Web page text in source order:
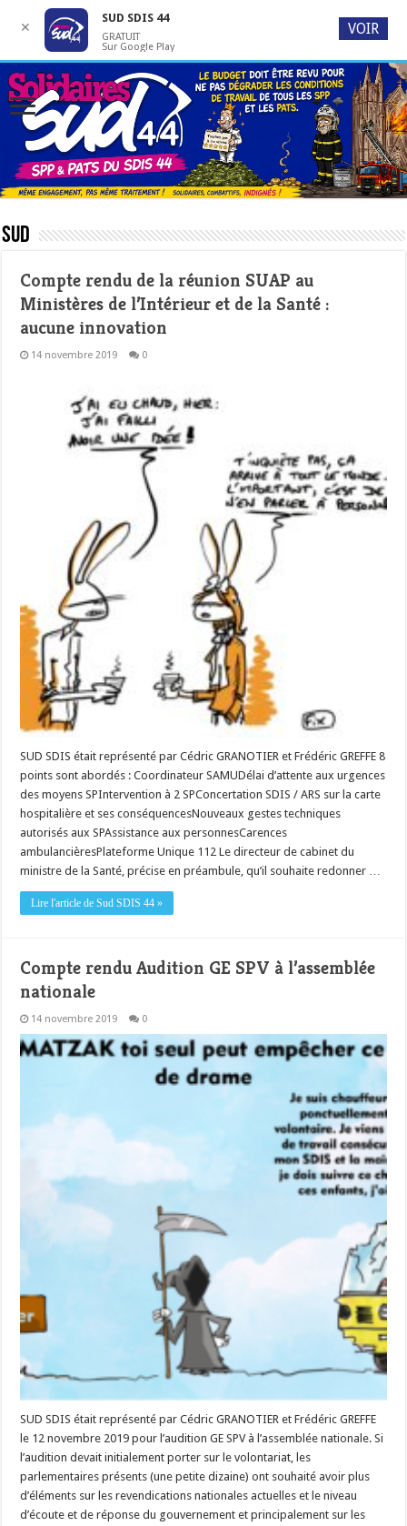
Sud
Compte rendu de la réunion SUAP au
Ministères de l’Intérieur et de la Santé :
aucune innovation
14 novembre 2019 0
SUD SDIS était représenté par Cédric GRANOTIER et Frédéric GREFFE 8
points sont abordés : Coordinateur SAMUDélai d’attente aux urgences
des moyens SPIntervention à 2 SPConcertation SDIS / ARS sur la carte
hospitalière et ses conséquencesNouveaux gestes techniques
autorisés aux SPAssistance aux personnesCarences
ambulancièresPlateforme Unique 112 Le directeur de cabinet du
ministre de la Santé, précise en préambule, qu’il souhaite redonner …
Lire l'article de Sud SDIS 44 »
Compte rendu Audition GE SPV à l’assemblée
nationale
14 novembre 2019 0
SUD SDIS était représenté par Cédric GRANOTIER et Frédéric GREFFE
le 12 novembre 2019 pour l’audition GE SPV à l’assemblée nationale. Si
l’audition devait initialement porter sur le volontariat, les
parlementaires présents (une petite dizaine) ont souhaité avoir plus
d’éléments sur les revendications nationales actuelles et le niveau
d’écoute et de réponse du gouvernement et principalement sur les
✕
SUD SDIS 44
GRATUIT
Sur Google Play
VOIR